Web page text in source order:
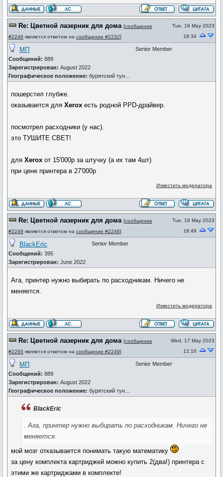
Re: Цветной лазерник для дома [сообщение
#2246 является ответом на сообщение #2232]
Tue, 16 May 2023
18:34
МП
Сообщений: 889
Зарегистрирован: August 2022
Географическое положение: бурятский тун...
Senior Member
пошерстил глубже.
оказывается дляXerox есть родной PPD-драйвер.
посмотрел расходники (у нас).
это ТУШИТЕ СВЕТ!
дляXerox от 15'000р за штучку (а их там 4шт)
при цене принтера в 27'000р
Известить модератора
Re: Цветной лазерник для дома [сообщение
#2249 является ответом на сообщение #2246]
Tue, 16 May 2023
18:49
BlackEric
Сообщений: 395
Зарегистрирован: June 2022
Senior Member
Ага, принтер нужно выбирать по расходникам. Ничего не
меняется.
Известить модератора
Re: Цветной лазерник для дома [сообщение
#2265 является ответом на сообщение #2249]
Wed, 17 May 2023
12:16
МП
Сообщений: 889
Зарегистрирован: August 2022
Географическое положение: бурятский тун...
Senior Member
BlackEric
. Ага, принтер нужно выбирать по расходникам. Ничего не
меняется.
мой мозг отказывается понимать такую математику
за цену комплекта картриджей можно купить 2(два!) принтера с
этими же картриджами в комплекте!